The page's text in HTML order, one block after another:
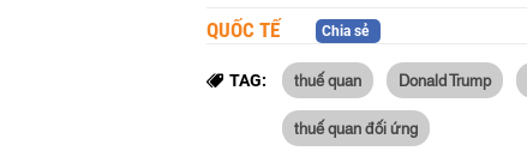
QUỐC TẾ Chia sẻ
TAG: thuế quan Donald Trump
thuế quan đối ứng